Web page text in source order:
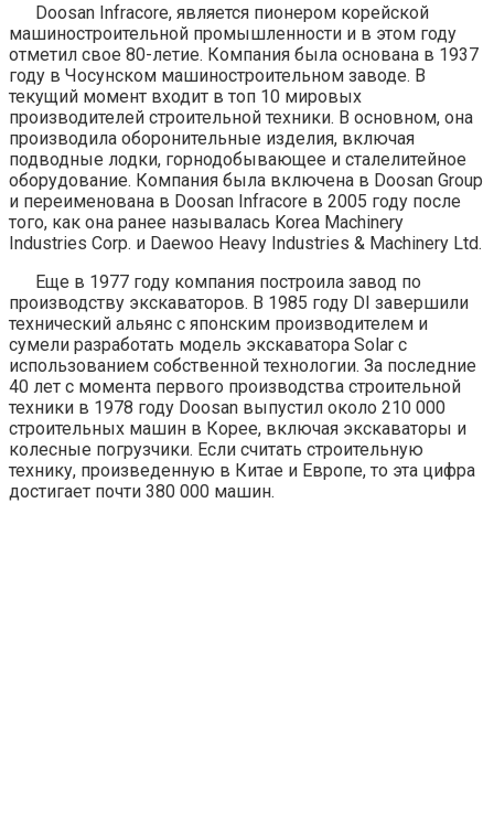
Doosan Infracore, является пионером корейской
машиностроительной промышленности и в этом году
отметил свое 80-летие. Компания была основана в 1937
году в Чосунском машиностроительном заводе. В
текущий момент входит в топ 10 мировых
производителей строительной техники. В основном, она
производила оборонительные изделия, включая
подводные лодки, горнодобывающее и сталелитейное
оборудование. Компания была включена в Doosan Group
и переименована в Doosan Infracore в 2005 году после
того, как она ранее называлась Korea Machinery
Industries Corp. и Daewoo Heavy Industries & Machinery Ltd.
Еще в 1977 году компания построила завод по
производству экскаваторов. В 1985 году DI завершили
технический альянс с японским производителем и
сумели разработать модель экскаватора Solar с
использованием собственной технологии. За последние
40 лет с момента первого производства строительной
техники в 1978 году Doosan выпустил около 210 000
строительных машин в Корее, включая экскаваторы и
колесные погрузчики. Если считать строительную
технику, произведенную в Китае и Европе, то эта цифра
достигает почти 380 000 машин.